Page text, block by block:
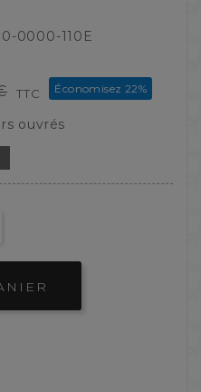
0000-110E
TTC Économisez 22%
ouvrés